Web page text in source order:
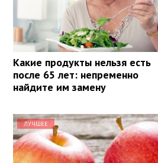
Какие продукты нельзя есть
после 65 лет: непременно
найдите им замену
ЛУЧШЕЕ